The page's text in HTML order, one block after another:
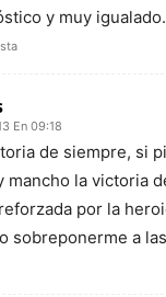
y muy igualado.
En 09:18
de siempre, si
mancho la victoria
por la
sobreponerme a